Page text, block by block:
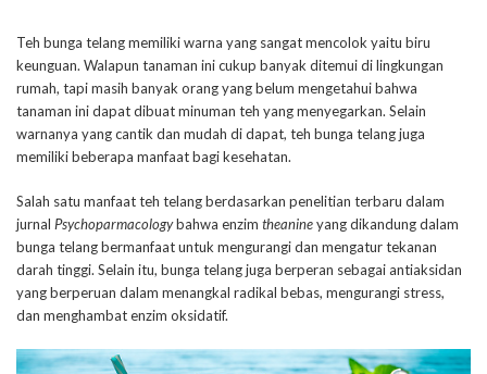
Teh bunga telang memiliki warna yang sangat mencolok yaitu biru
keunguan. Walapun tanaman ini cukup banyak ditemui di lingkungan
rumah, tapi masih banyak orang yang belum mengetahui bahwa
tanaman ini dapat dibuat minuman teh yang menyegarkan. Selain
warnanya yang cantik dan mudah di dapat, teh bunga telang juga
memiliki beberapa manfaat bagi kesehatan.
Salah satu manfaat teh telang berdasarkan penelitian terbaru dalam
jurnal Psychoparmacologybahwa enzim theanineyang dikandung dalam
bunga telang bermanfaat untuk mengurangi dan mengatur tekanan
darah tinggi. Selain itu, bunga telang juga berperan sebagai antiaksidan
yang berperuan dalam menangkal radikal bebas, mengurangi stress,
dan menghambat enzim oksidatif.